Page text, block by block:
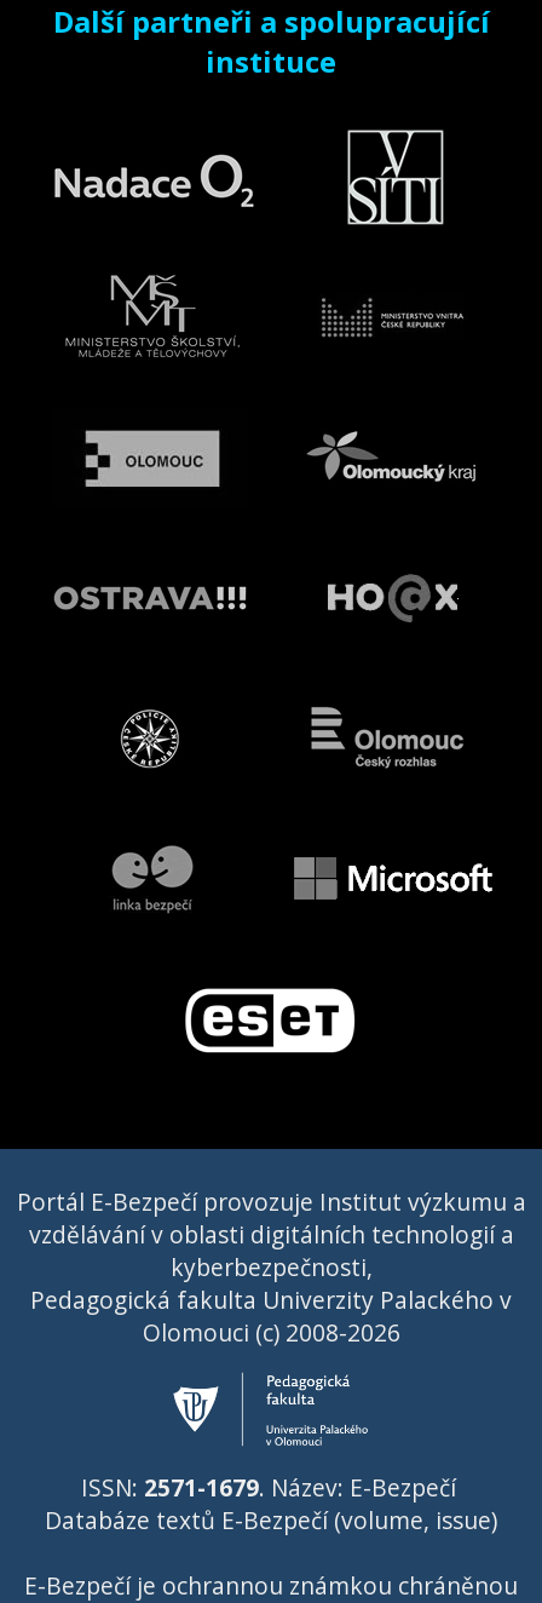
Další partneři a spolupracující
instituce
Portál E-Bezpečí provozuje Institut výzkumu a
vzdělávání v oblasti digitálních technologií a
kyberbezpečnosti,
Pedagogická fakulta Univerzity Palackého v
Olomouci (c) 2008-2026
ISSN: 2571-1679. Název: E-Bezpečí
Databáze textů E-Bezpečí (volume, issue)
E-Bezpečí je ochrannou známkou chráněnou